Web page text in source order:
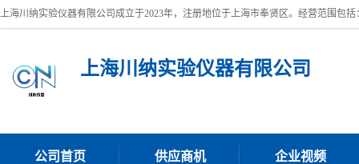
上海川纳实验仪器有限公司
公司首页 供应商机 企业视频